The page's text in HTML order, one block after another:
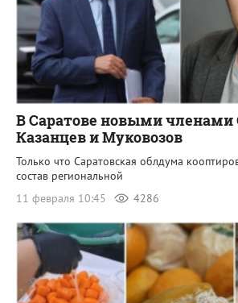
В Саратове новыми членами
Казанцев и Муковозов
Только что Саратовская облдума
состав региональной
11 февраля 10:45
4286